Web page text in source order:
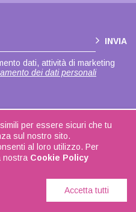
INVIA
dati, attività di marketing
dei dati personali
per essere sicuri che tu
sul nostro sito.
al loro utilizzo. Per
nostra Cookie Policy
Accetta tutti
policy| Made with love byADOK
- P.IVA 04108350168